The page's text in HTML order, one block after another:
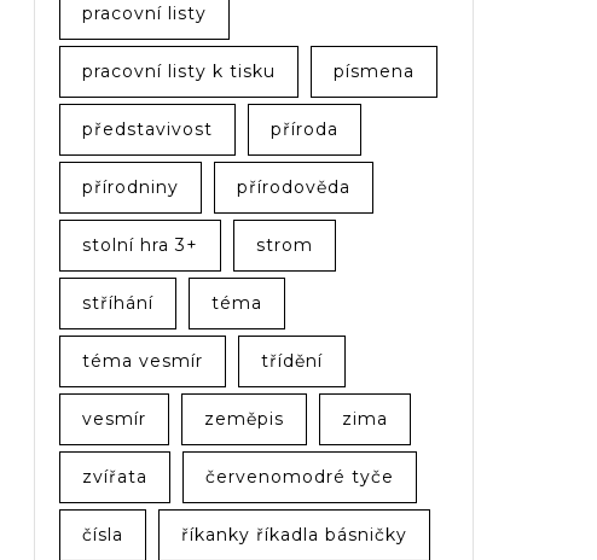
pracovní listy
pracovní listy k tisku písmena
představivost příroda
přírodniny přírodověda
stolní hra 3+ strom
stříhání téma
téma vesmír třídění
vesmír zeměpis zima
zvířata červenomodré tyče
čísla říkanky říkadla básničky